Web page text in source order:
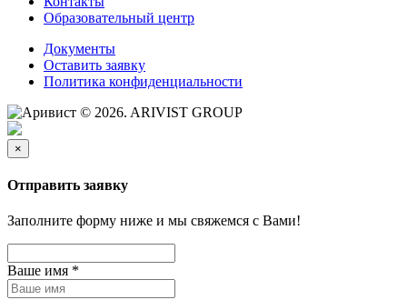
Образовательный центр
Документы
Оставить заявку
Политика конфиденциальности
© 2026. ARIVIST GROUP
×
Отправить заявку
Заполните форму ниже и мы свяжемся с Вами!
Ваше имя *